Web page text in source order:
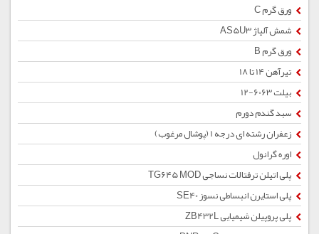
ورق گرم C
شمش آلیاژ AS5U3
ورق گرم B
تیرآهن 14 تا 18
بیلت 6063-12
سبد گندم دورم
زعفران رشته ای درجه 1 (پوشال مرغوب)
اوره گرانول
پلی اتیلن ترفتالات نساجی TG645 MOD
پلی استایرن انبساطی نسوز SE40
پلی پروپیلن شیمیایی ZB432L